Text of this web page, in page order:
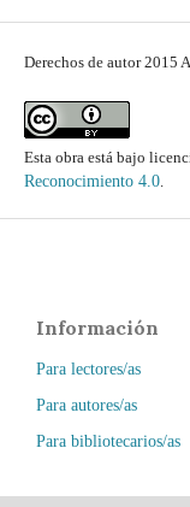
Derechos de autor 2015
Esta obra está bajo
Reconocimiento 4.0.
Información
Para lectores/as
Para autores/as
Para bibliotecarios/as